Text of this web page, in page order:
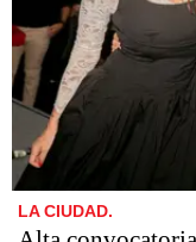
LA CIUDAD.